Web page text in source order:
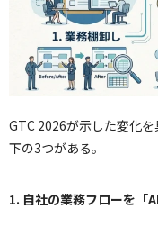
GTC 2026が示した変化
下の3つがある。
1. 自社の業務フローを「